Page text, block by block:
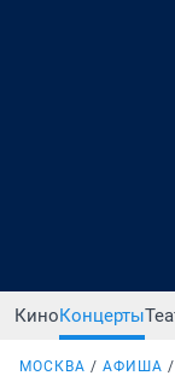
КиноКонцерты
МОСКВА АФИША